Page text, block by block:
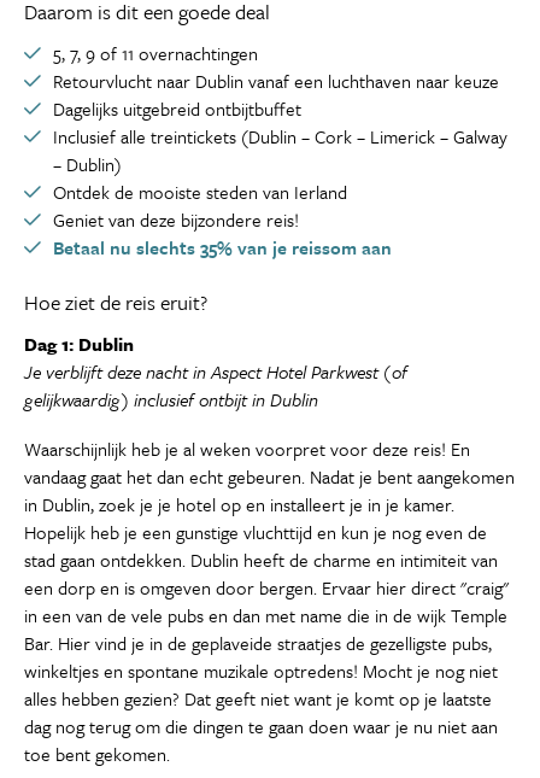
Daarom is dit een goede deal
5, 7, 9 of 11 overnachtingen
Retourvlucht naar Dublin vanaf een luchthaven naar keuze
Dagelijks uitgebreid ontbijtbuffet
Inclusief alle treintickets (Dublin – Cork – Limerick – Galway
– Dublin)
Ontdek de mooiste steden van Ierland
Geniet van deze bijzondere reis!
Betaal nu slechts 35% van je reissom aan
Hoe ziet de reis eruit?
Dag 1: Dublin
Je verblijft deze nacht in Aspect Hotel Parkwest (of
gelijkwaardig) inclusief ontbijt in Dublin
Waarschijnlijk heb je al weken voorpret voor deze reis! En
vandaag gaat het dan echt gebeuren. Nadat je bent aangekomen
in Dublin, zoek je je hotel op en installeert je in je kamer.
Hopelijk heb je een gunstige vluchttijd en kun je nog even de
stad gaan ontdekken. Dublin heeft de charme en intimiteit van
een dorp en is omgeven door bergen. Ervaar hier direct "craig"
in een van de vele pubs en dan met name die in de wijk Temple
Bar. Hier vind je in de geplaveide straatjes de gezelligste pubs,
winkeltjes en spontane muzikale optredens! Mocht je nog niet
alles hebben gezien? Dat geeft niet want je komt op je laatste
dag nog terug om die dingen te gaan doen waar je nu niet aan
toe bent gekomen.